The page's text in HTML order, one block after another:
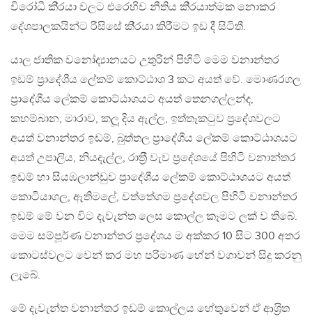
විරෝධී කි‍්‍රයා වලට එරෙහිව නීතිය කි‍්‍රයාත්මක නොකර
දේශපාලකයින්ට රිසිසේ කි‍්‍රයා කිරීමට ඉඩ දී සිටිතී.
යාල ජාතික වනෝද්‍යානයට උතුරින් පිහිටි මෙම වනාන්තර
ඉඩම් ප‍්‍රාදේශීය ලේකම් කොට්ඨාශ 3 කට අයත් වේ. මොණරගල
ප‍්‍රාදේශීය ලේකම් කොට්ඨාශයට අයත් තෙනගල්ලන්ද,
කහම්බාන, මාරාව, කලූ දිය ඇල්ල, ඉත්තෑකටුව ප‍්‍රදේශවලට
අයත් වනාන්තර ඉඩම්, බුත්තල ප‍්‍රාදේශීය ලේකම් කොට්ඨාශයට
අයත් උපාලිය, නියදැල්ල, රාත‍්‍රී වැව ප‍්‍රදේශයේ පිහිටි වනාන්තර
ඉඩම් හා සියඹලාන්ඩුව ප‍්‍රාදේශීය ලේකම් කොට්ඨාශයට අයත්
කොටියාගල, ඇතිමලේ, වත්තේගම ප‍්‍රදේශවල පිහිටි වනාන්තර
ඉඩම් මේ වන විට දැවැන්ත ලෙස කොල්ල කෑමට ලක් ව තිබේ.
මෙම සම්පූර්ණ වනාන්තර ප‍්‍රදේශය ම අක්කර 10 සිට 300 අතර
කොටස්වලට වෙන් කර මහ පරිමාණ හේන් වගාවන් සිදු කරනු
ලැබේ.
මේ දැවැන්ත වනාන්තර ඉඩම් කොල්ලය හේතුවෙන් ඒ ආශ‍්‍රිත